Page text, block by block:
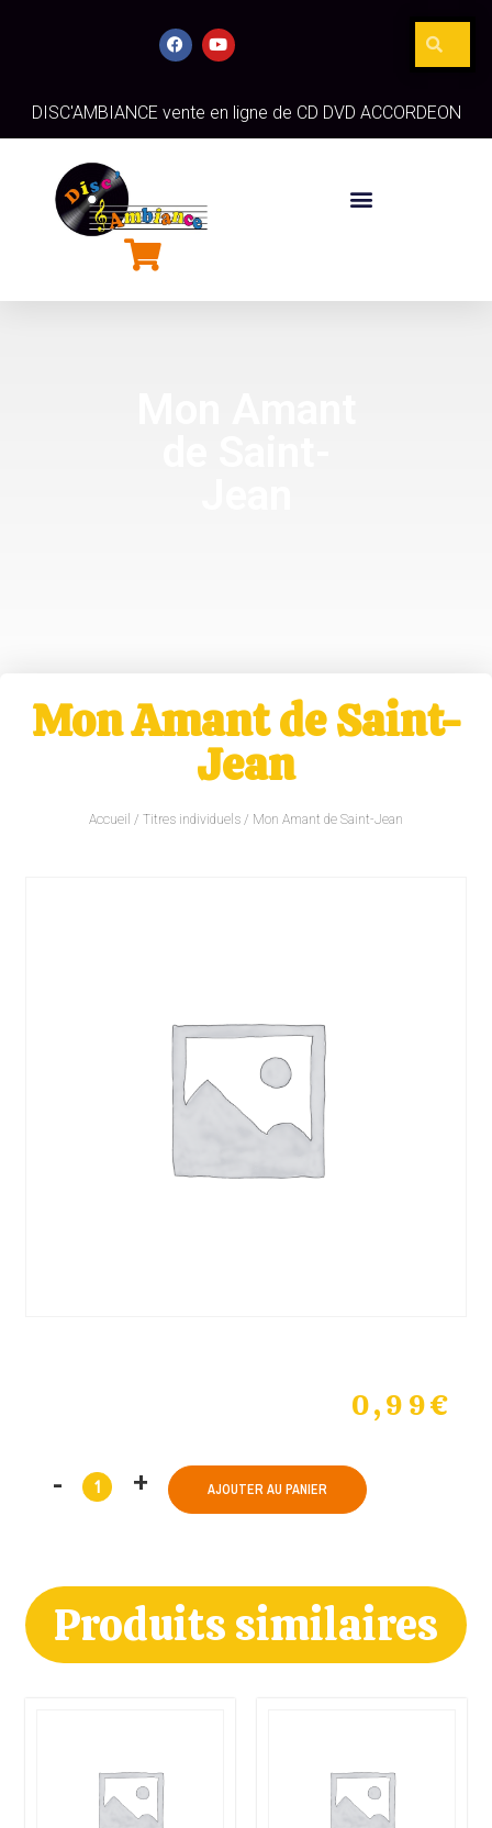
DISC'AMBIANCE vente en ligne de CD DVD ACCORDEON
Mon Amant de Saint-
Jean
Accueil / Titres individuels / Mon Amant de Saint-Jean
0,99€
AJOUTER AU PANIER
Produits similaires